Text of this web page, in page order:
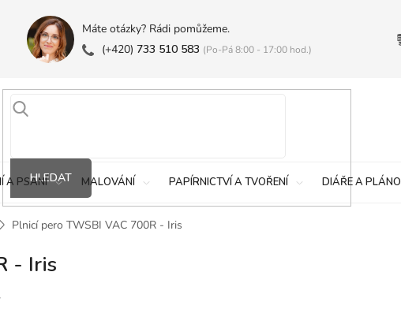
Máte otázky? Rádi pomůžeme.
(+420) 733 510 583 (Po-Pá 8:00 - 17:00 hod.)
HLEDAT
A PSANÍ MALOVÁNÍ PAPÍRNICTVÍ A TVOŘENÍ DIÁŘE A
Plnicí pero TWSBI VAC 700R - Iris
- Iris